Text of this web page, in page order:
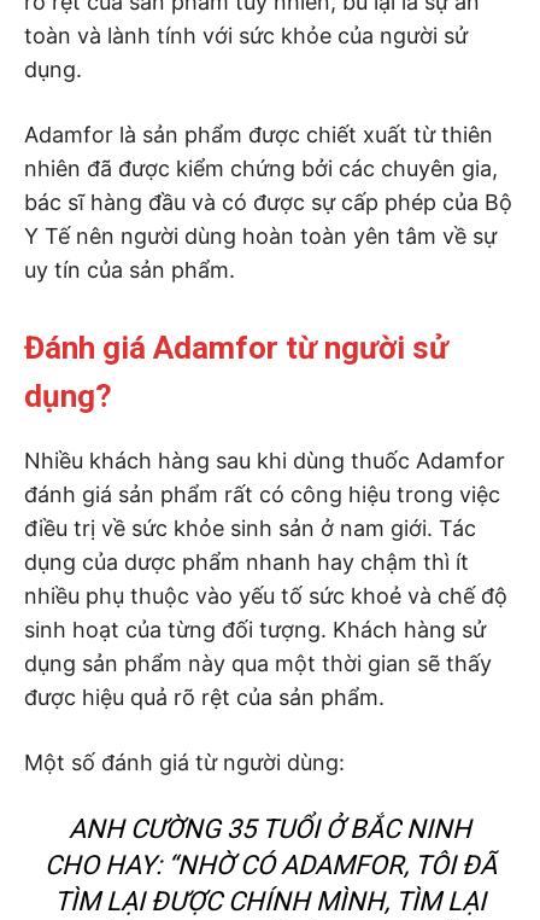
toàn và lành tính với sức khỏe của người sử
dụng.
Adamfor là sản phẩm được chiết xuất từ thiên
nhiên đã được kiểm chứng bởi các chuyên gia,
bác sĩ hàng đầu và có được sự cấp phép của Bộ
Y Tế nên người dùng hoàn toàn yên tâm về sự
uy tín của sản phẩm.
Đánh giá Adamfor từ người sử
dụng?
Nhiều khách hàng sau khi dùng thuốc Adamfor
đánh giá sản phẩm rất có công hiệu trong việc
điều trị về sức khỏe sinh sản ở nam giới. Tác
dụng của dược phẩm nhanh hay chậm thì ít
nhiều phụ thuộc vào yếu tố sức khoẻ và chế độ
sinh hoạt của từng đối tượng. Khách hàng sử
dụng sản phẩm này qua một thời gian sẽ thấy
được hiệu quả rõ rệt của sản phẩm.
Một số đánh giá từ người dùng:
ANH CƯỜNG 35 TUỔI Ở BẮC NINH
CHO HAY: “NHỜ CÓ ADAMFOR, TÔI ĐÃ
TÌM LẠI ĐƯỢC CHÍNH MÌNH, TÌM LẠI